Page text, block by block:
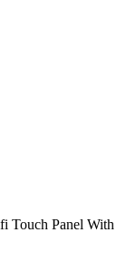
Touch Panel With